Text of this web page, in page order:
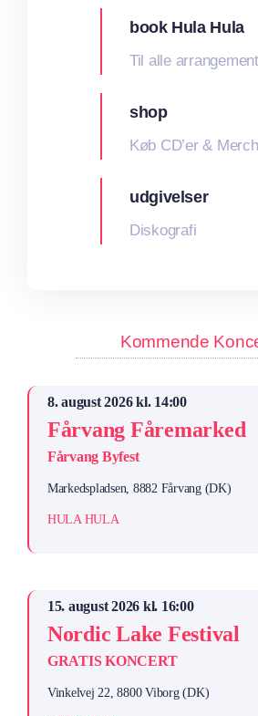
book Hula Hula
Til alle
shop
Køb CD’er &
udgivelser
Diskografi
Kommende
8. august 2026 kl. 14:00
Fårvang Fåremarked
Fårvang Byfest
Markedspladsen, 8882 Fårvang (DK)
HULA HULA
15. august 2026 kl. 16:00
Nordic Lake Festival
GRATIS KONCERT
Vinkelvej 22, 8800 Viborg (DK)